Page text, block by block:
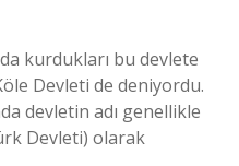
kurdukları bu devlete
Devleti de deniyordu.
devletin adı genellikle
Devleti) olarak